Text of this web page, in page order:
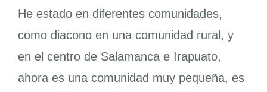
He estado en diferentes comunidades,
como diacono en una comunidad rural, y
en el centro de Salamanca e Irapuato,
ahora es una comunidad muy pequeña, es